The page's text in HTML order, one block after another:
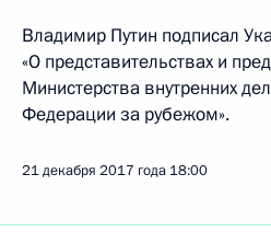
Владимир Путин подписал
«О представительствах и
Министерства внутренних
Федерации за рубежом».
21 декабря 2017 года 18:00